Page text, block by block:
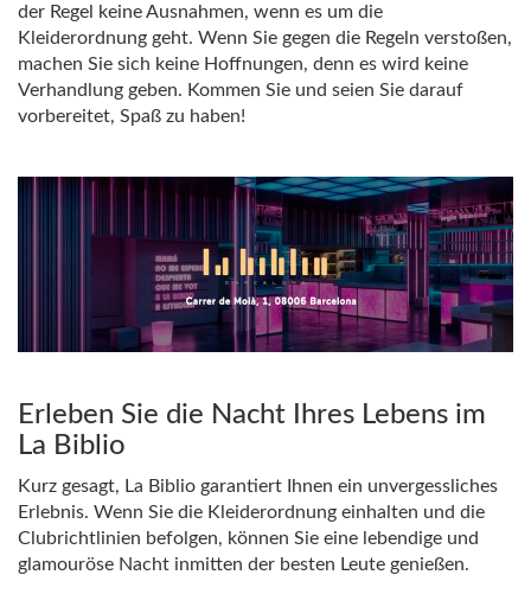
der Regel keine Ausnahmen, wenn es um die
Kleiderordnung geht. Wenn Sie gegen die Regeln verstoßen,
machen Sie sich keine Hoffnungen, denn es wird keine
Verhandlung geben. Kommen Sie und seien Sie darauf
vorbereitet, Spaß zu haben!
Erleben Sie die Nacht Ihres Lebens im
La Biblio
Kurz gesagt, La Biblio garantiert Ihnen ein unvergessliches
Erlebnis. Wenn Sie die Kleiderordnung einhalten und die
Clubrichtlinien befolgen, können Sie eine lebendige und
glamouröse Nacht inmitten der besten Leute genießen.